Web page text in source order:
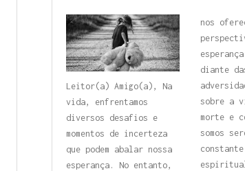
Leitor(a) Amigo(a), Na
vida, enfrentamos
diversos desafios e
momentos deincerteza
que podem abalarnossa
esperança. No entanto,
nos
diante
sobre a
morte e
somos